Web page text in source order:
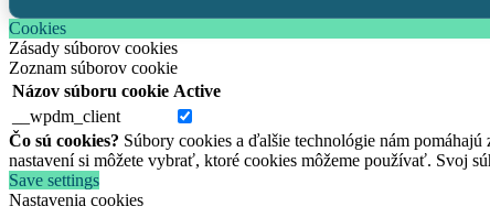
Cookies
Zásady súborov cookies
Zoznam súborov cookie
Názov súboru cookie Active
__wpdm_client
Čo sú cookies? Súbory cookies a ďalšie technológie nám
nastavení si môžete vybrať, ktoré cookies môžeme používať. Svoj
Save settings
Nastavenia cookies